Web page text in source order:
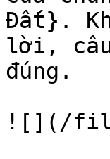
Đất}.
lời,
đúng.
![](/